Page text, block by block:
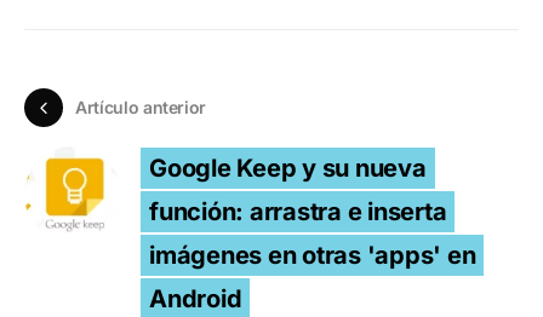
Artículo anterior
Google Keep y su nueva
función: arrastra e inserta
imágenes en otras 'apps' en
Android